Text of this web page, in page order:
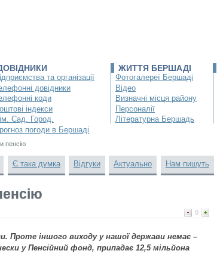
та організації
довідники
коди
індекси
Сад. Город.
погоди в Бершаді
ЖИТТЯ БЕРШАДІ
Фотогалереї Бершаді
Відео
Визначні місця району
Персоналії
Літературна Бершадь
пенсію
Є така думка Відгуки Актуально Нам пишуть
0
Проте іншого виходу у нашої держави немає –
у Пенсійний фонд, припадає 12,5 мільйона